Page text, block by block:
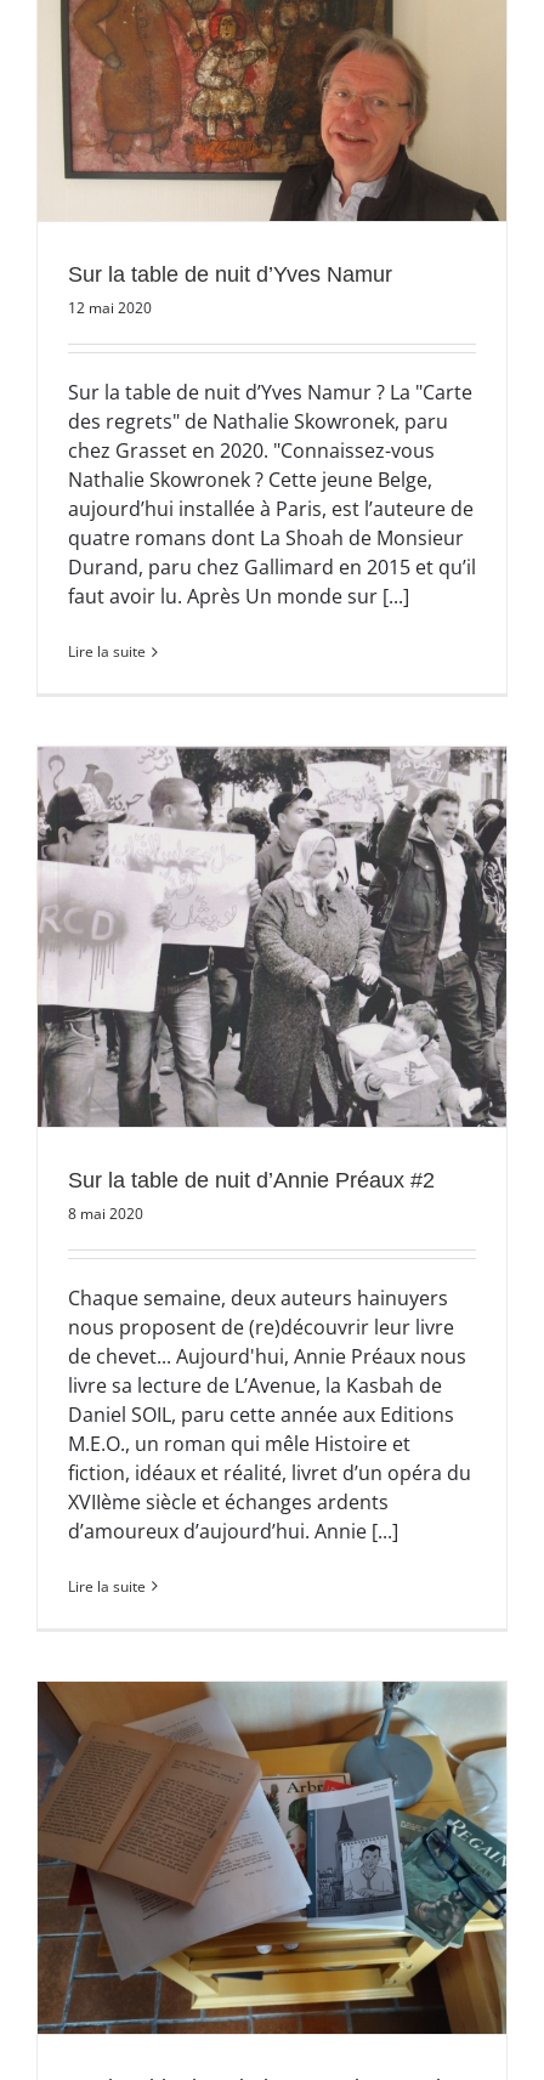
Sur la table de nuit d’Yves Namur
12 mai 2020
Sur la table de nuit d’Yves Namur ? La "Carte
des regrets" de Nathalie Skowronek, paru
chez Grasset en 2020. "Connaissez-vous
Nathalie Skowronek ? Cette jeune Belge,
aujourd’hui installée à Paris, est l’auteure de
quatre romans dont La Shoah de Monsieur
Durand, paru chez Gallimard en 2015 et qu’il
faut avoir lu. Après Un monde sur [...]
Lire la suite
Sur la table de nuit d’Annie Préaux #2
8 mai 2020
Chaque semaine, deux auteurs hainuyers
nous proposent de (re)découvrir leur livre
de chevet... Aujourd'hui, Annie Préaux nous
livre sa lecture de L’Avenue, la Kasbah de
Daniel SOIL, paru cette année aux Editions
M.E.O., un roman qui mêle Histoire et
fiction, idéaux et réalité, livret d’un opéra du
XVIIème siècle et échanges ardents
d’amoureux d’aujourd’hui. Annie [...]
Lire la suite